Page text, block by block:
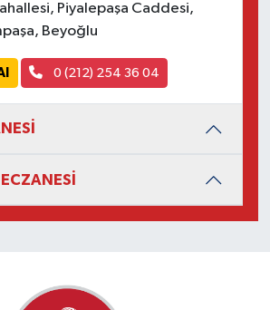
Piyalepaşa Caddesi,
Beyoğlu
0 (212) 254 36 04